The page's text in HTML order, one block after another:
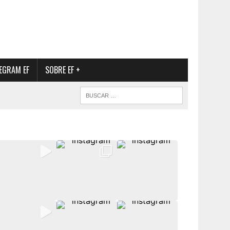
EF SOBRE EF +